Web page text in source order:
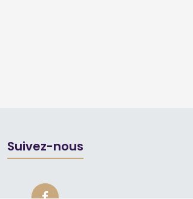
Suivez-nous